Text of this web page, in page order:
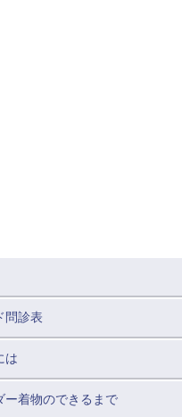
問診表
は
ー着物のできるまで